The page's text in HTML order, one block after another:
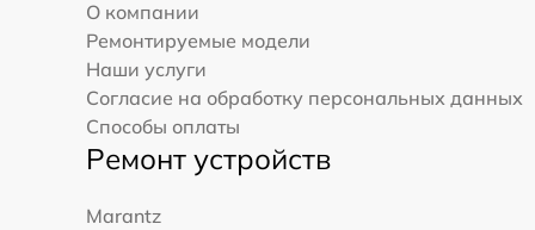
О компании
Ремонтируемые модели
Наши услуги
Согласие на обработку персональных данных
Способы оплаты
Ремонт устройств
Marantz